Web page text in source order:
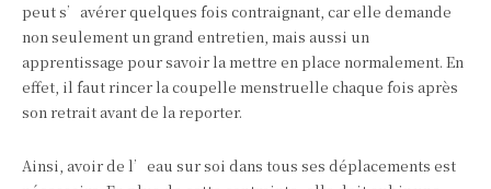
peut s’avérer quelques fois contraignant, car elle demande
non seulement un grand entretien, mais aussi un
apprentissage pour savoir la mettre en place normalement. En
effet, il faut rincer la coupelle menstruelle chaque fois après
son retrait avant de la reporter.
Ainsi, avoir de l’eau sur soi dans tous ses déplacements est